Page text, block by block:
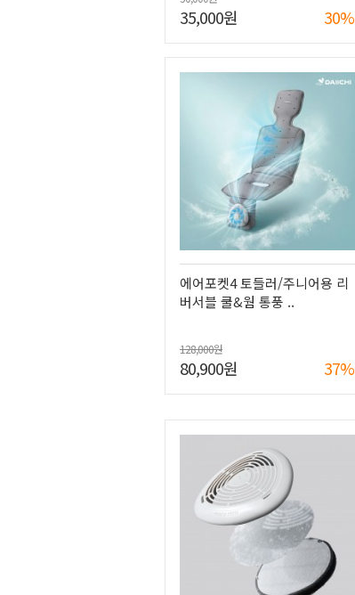
35,000원 30%
에어포켓4 토들러/주니어용 리
버서블 쿨&웜 통풍 ..
128,000원
80,900원 37%